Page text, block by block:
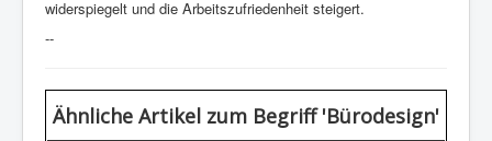
widerspiegelt und die Arbeitszufriedenheit steigert.
--
Ähnliche Artikel zum Begriff 'Bürodesign'